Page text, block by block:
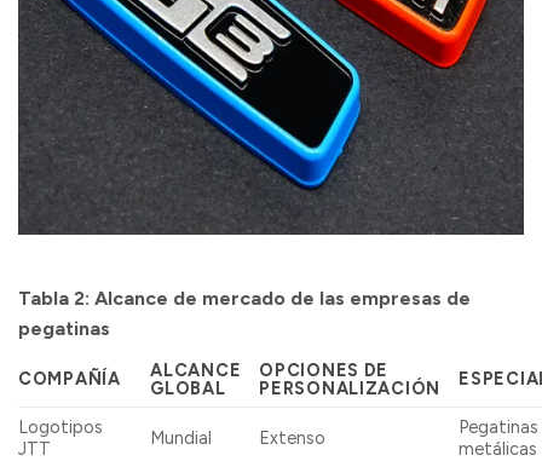
Tabla 2: Alcance de mercado de las empresas de
pegatinas
COMPAÑÍA
ALCANCE
GLOBAL
OPCIONES DE
PERSONALIZACIÓN
Logotipos
JTT
Mundial Extenso
Pegatinas
metálicas